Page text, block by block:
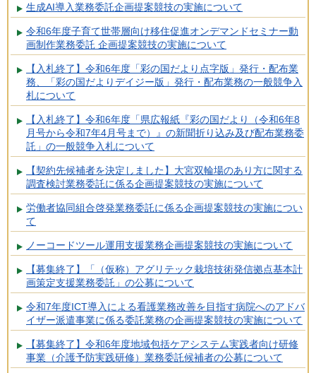
生成AI導入業務委託企画提案競技の実施について
令和6年度子育て世帯層向け移住促進オンデマンドセミナー動
画制作業務委託 企画提案競技の実施について
【入札終了】令和6年度「彩の国だより点字版」発行・配布業
務、「彩の国だよりデイジー版」発行・配布業務の一般競争入
札について
【入札終了】令和6年度「県広報紙『彩の国だより（令和6年8
月号から令和7年4月号まで）』の新聞折り込み及び配布業務委
託」の一般競争入札について
【契約先候補者を決定しました】大宮双輪場のあり方に関する
調査検討業務委託に係る企画提案競技の実施について
労働者協同組合啓発業務委託に係る企画提案競技の実施につい
て
ノーコードツール運用支援業務企画提案競技の実施について
【募集終了】「（仮称）アグリテック栽培技術発信拠点基本計
画策定支援業務委託」の公募について
令和7年度ICT導入による看護業務改善を目指す病院へのアドバ
イザー派遣事業に係る委託業務の企画提案競技の実施について
【募集終了】令和6年度地域包括ケアシステム実践者向け研修
事業（介護予防実践研修）業務委託候補者の公募について